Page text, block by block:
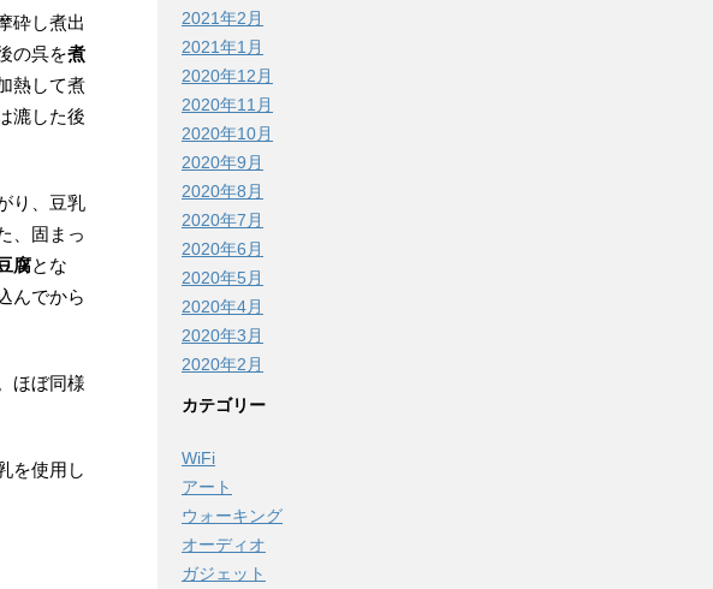
砕し煮出
の呉を煮
熱して煮
漉した後
り、豆乳
、固まっ
腐とな
んでから
ほぼ同様
を使用し
2021年2月
2021年1月
2020年12月
2020年11月
2020年10月
2020年9月
2020年8月
2020年7月
2020年6月
2020年5月
2020年4月
2020年3月
2020年2月
カテゴリー
WiFi
アート
ウォーキング
オーディオ
ガジェット